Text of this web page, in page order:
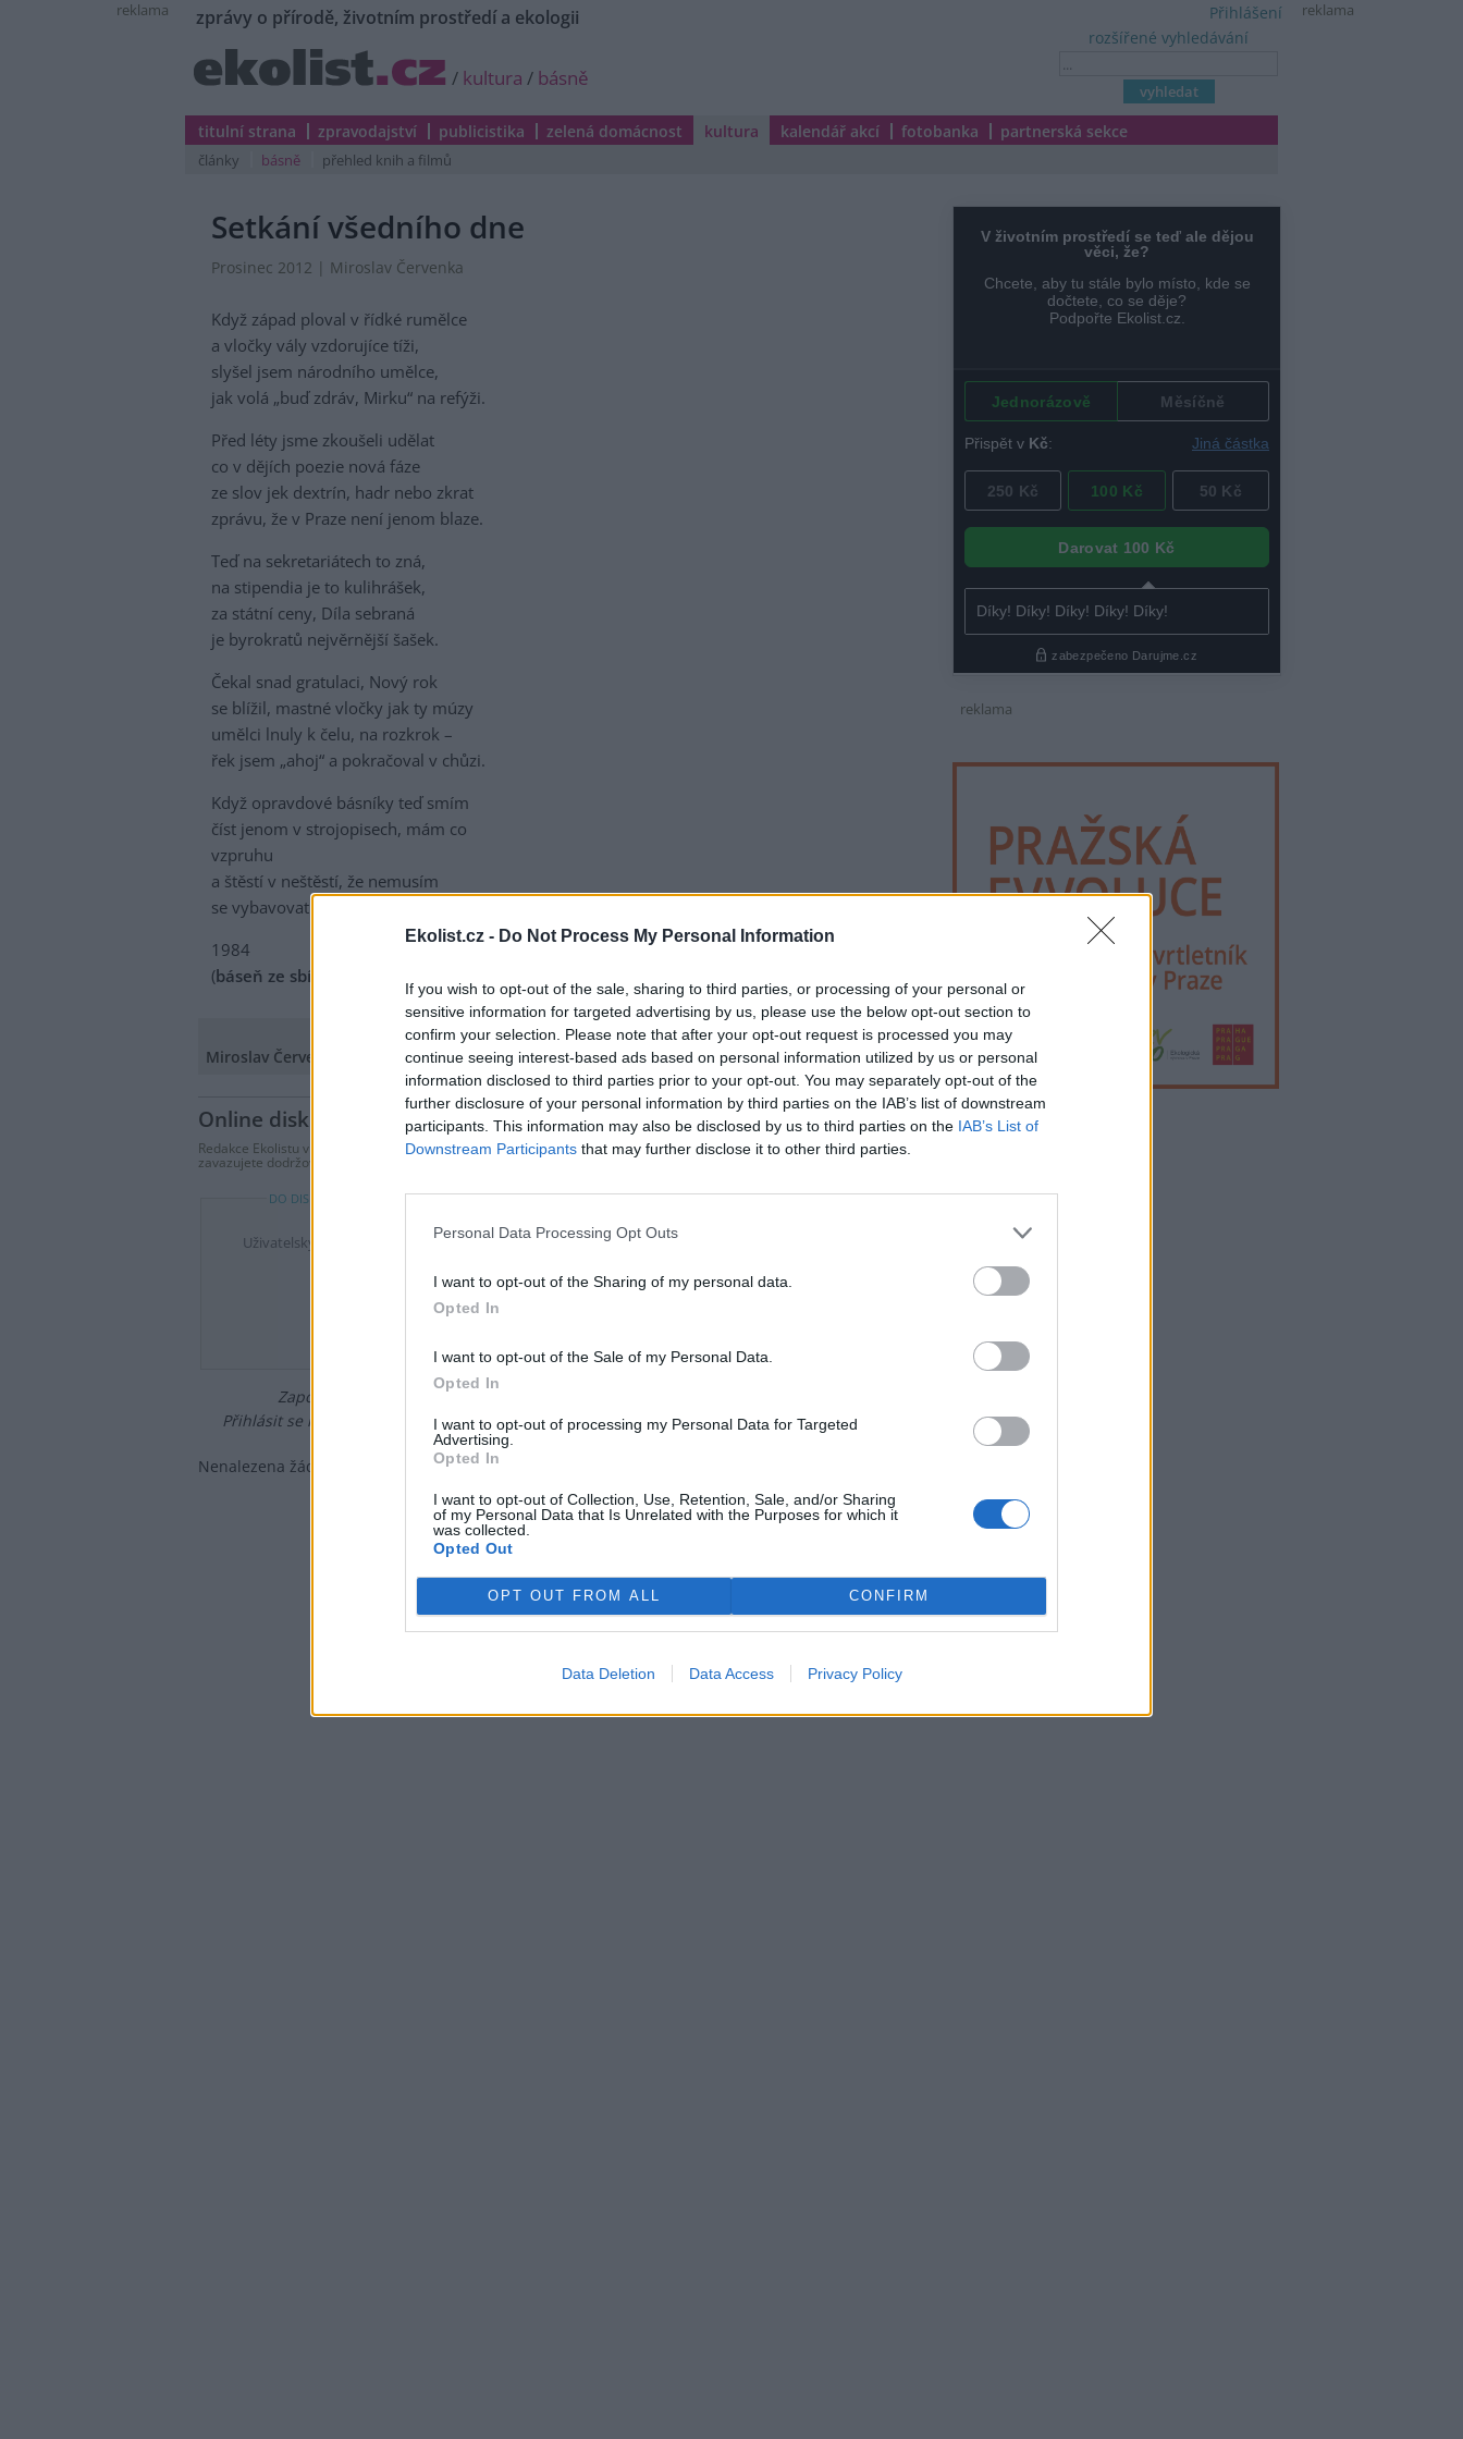
Ekolist.cz - Do Not Process My Personal Information
If you wish to opt-out of the sale, sharing to third parties, or processing of your personal or
sensitive information for targeted advertising by us, please use the below opt-out section to
confirm your selection. Please note that after your opt-out request is processed you may
continue seeing interest-based ads based on personal information utilized by us or personal
information disclosed to third parties prior to your opt-out. You may separately opt-out of the
further disclosure of your personal information by third parties on the IAB’s list of downstream
participants. This information may also be disclosed by us to third parties on the IAB’s List of
Downstream Participants that may further disclose it to other third parties.
Personal Data Processing Opt Outs
I want to opt-out of the Sharing of my personal data.
Opted In
I want to opt-out of the Sale of my Personal Data.
Opted In
I want to opt-out of processing my Personal Data for Targeted
Advertising.
Opted In
I want to opt-out of Collection, Use, Retention, Sale, and/or Sharing
of my Personal Data that Is Unrelated with the Purposes for which it
was collected.
Opted Out
OPT OUT FROM ALL CONFIRM
Data Deletion Data Access Privacy Policy
reklama
reklama zprávy o přírodě, životním prostředí a ekologii
/ kultura / básně
rozšířené vyhledávání
Přihlášení
titulní strana zpravodajství publicistika zelená domácnost kultura kalendář akcí fotobanka partnerská sekce
články básně přehled knih a filmů
Setkání všedního dne
Prosinec 2012 | Miroslav Červenka
Když západ ploval v řídké rumělce
a vločky vály vzdorujíce tíži,
slyšel jsem národního umělce,
jak volá „buď zdráv, Mirku“ na refýži.
Před léty jsme zkoušeli udělat
co v dějích poezie nová fáze
ze slov jek dextrín, hadr nebo zkrat
zprávu, že v Praze není jenom blaze.
Teď na sekretariátech to zná,
na stipendia je to kulihrášek,
za státní ceny, Díla sebraná
je byrokratů nejvěrnější šašek.
Čekal snad gratulaci, Nový rok
se blížil, mastné vločky jak ty múzy
umělci lnuly k čelu, na rozkrok –
řek jsem „ahoj“ a pokračoval v chůzi.
Když opravdové básníky teď smím
číst jenom v strojopisech, mám co
vzpruhu
a štěstí v neštěstí, že nemusím
se vybavovat s ksichty jeho druhu.
1984
(báseň ze sbírky Strojopisná trilogie
Miroslav Červenka tisknout poslat
Online diskuse
Redakce Ekolistu vítá čtenářské názory, komentáře a postřehy. Tím, že zde publikujete svůj příspěvek, se ale zároveň
zavazujete dodržovat
. V případě porušení si redakce vyhrazuje právo smazat diskusní příspěvěk
DO DISKUZE SE MŮŽETE ZAPOJIT PO PŘIHLÁŠENÍ
Uživatelský e-mail
Zapomněli jste heslo? Změňte si je
Přihlásit se mohou jen ti, kteří se jižzaregistrovali.
Nenalezena žádná zpráva
reklama